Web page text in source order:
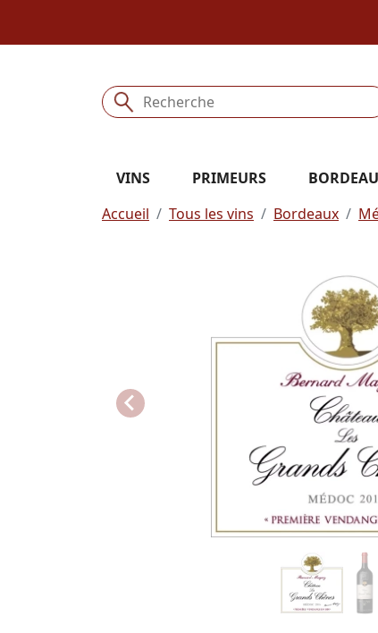
VINS PRIMEURS
Accueil
Tous les vins Bordeaux